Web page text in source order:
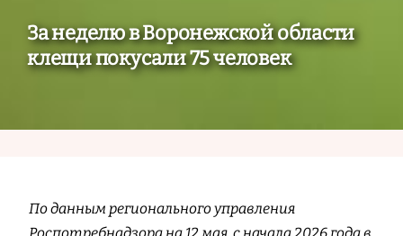
За неделю в Воронежской области
клещи покусали 75 человек
По данным регионального управления